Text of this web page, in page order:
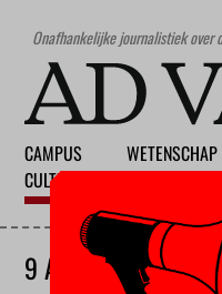
Onafhankelijke journalistiek over
CAMPUS
CULTUUR
WETENSCHAP
9 AUGUSTUS 2026